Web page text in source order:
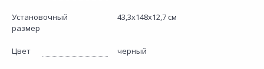
Установочный
размер
43,3х148х12,7 см
Цвет черный